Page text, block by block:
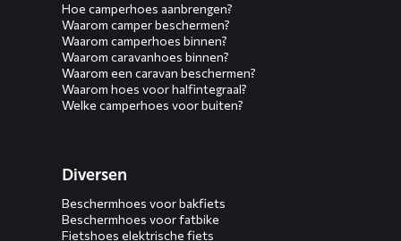
Hoe camperhoes aanbrengen?
Waarom camper beschermen?
Waarom camperhoes binnen?
Waarom caravanhoes binnen?
Waarom een caravan beschermen?
Waarom hoes voor halfintegraal?
Welke camperhoes voor buiten?
Diversen
Beschermhoes voor bakfiets
Beschermhoes voor fatbike
Fietshoes elektrische fiets